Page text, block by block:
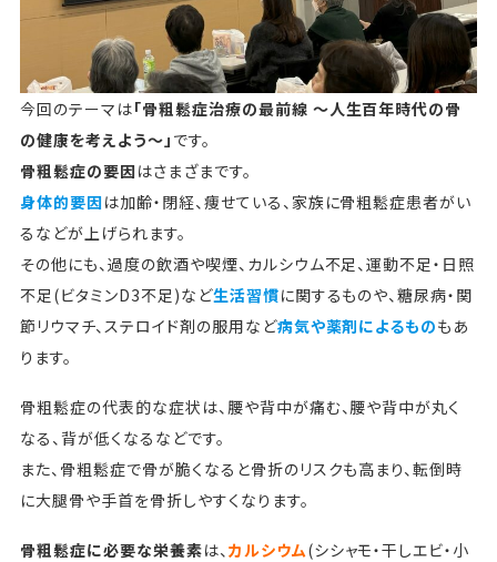
今回のテーマは「骨粗鬆症治療の最前線 ～人生百年時代の骨
の健康を考えよう～」 です。
骨粗鬆症の要因 はさまざまです。
身体的要因は加齢・閉経、痩せている、家族に骨粗鬆症患者がい
るなどが上げられます。
その他にも、過度の飲酒や喫煙、カルシウム不足、運動不足・日照
不足(ビタミンD3不足)など生活習慣に関するものや、糖尿病・関
節リウマチ、ステロイド剤の服用など病気や薬剤によるものもあ
ります。
骨粗鬆症の代表的な症状は、腰や背中が痛む、腰や背中が丸く
なる、背が低くなるなどです。
また、骨粗鬆症で骨が脆くなると骨折のリスクも高まり、転倒時
に大腿骨や手首を骨折しやすくなります。
骨粗鬆症に必要な栄養素は、 カルシウム(シシャモ・干しエビ・小